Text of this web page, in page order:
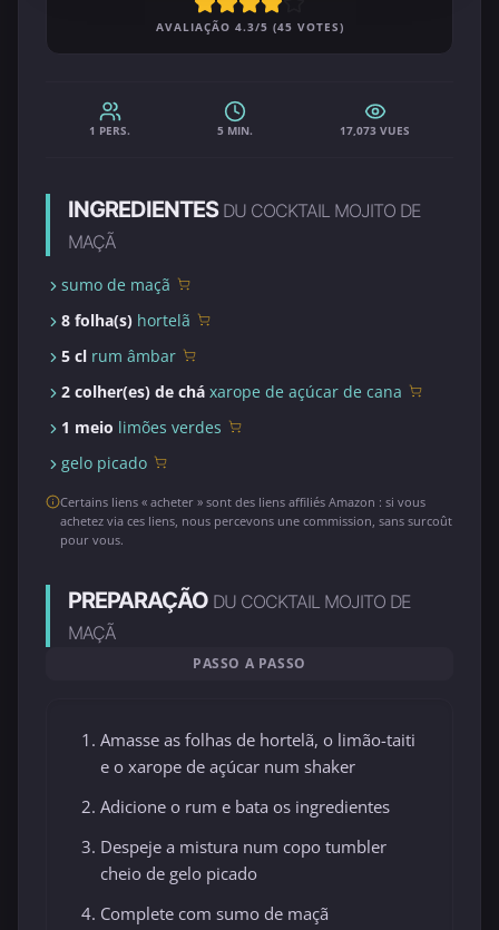
AVALIAÇÃO 4.3/5 (45 VOTES)
1 PERS. 5 MIN. 17,073 VUES
INGREDIENTES DU COCKTAIL MOJITO DE
MAÇÃ
sumo de maçã
8 folha(s) hortelã
5 cl rum âmbar
2 colher(es) de chá xarope de açúcar de cana
1 meio limões verdes
gelo picado
Certains liens « acheter » sont des liens affiliés Amazon : si vous
achetez via ces liens, nous percevons une commission, sans surcoût
pour vous.
PREPARAÇÃO DU COCKTAIL MOJITO DE
MAÇÃ
PASSO A PASSO
Amasse as folhas de hortelã, o limão-taiti
e o xarope de açúcar num shaker
Adicione o rum e bata os ingredientes
Despeje a mistura num copo tumbler
cheio de gelo picado
Complete com sumo de maçã